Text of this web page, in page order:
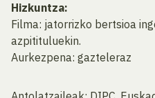
Hizkuntza:
Filma: jatorrizko bertsioa
azpitituluekin.
Aurkezpena: gazteleraz